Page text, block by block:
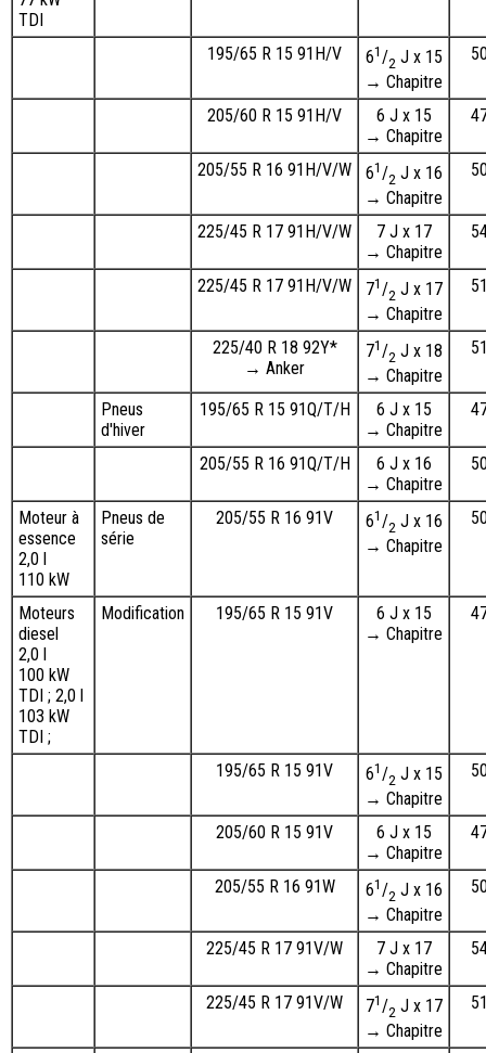
TDI
195/65 R 15 91H/V
61 /2 J x 15
→ Chapitre
205/60 R 15 91H/V
6 J x 15
→ Chapitre
205/55 R 16 91H/V/W 61 /2 J x 16
→ Chapitre
225/45 R 17 91H/V/W
7 J x 17
→ Chapitre
225/45 R 17 91H/V/W 71 /2 J x 17
→ Chapitre
225/40 R 18 92Y*
→ Anker
71 /2 J x 18
→ Chapitre
Pneus
d'hiver
195/65 R 15 91Q/T/H
6 J x 15
→ Chapitre
205/55 R 16 91Q/T/H
6 J x 16
→ Chapitre
Moteur à
essence
2,0 l
110 kW
Pneus de
série
205/55 R 16 91V 61 /2 J x 16
→ Chapitre
Moteurs
diesel
2,0 l
100 kW
TDI ; 2,0 l
103 kW
TDI ;
Modification 195/65 R 15 91V
6 J x 15
→ Chapitre
195/65 R 15 91V 61 /2 J x 15
→ Chapitre
205/60 R 15 91V
6 J x 15
→ Chapitre
205/55 R 16 91W 61 /2 J x 16
→ Chapitre
225/45 R 17 91V/W
7 J x 17
→ Chapitre
225/45 R 17 91V/W 71 /2 J x 17
→ Chapitre